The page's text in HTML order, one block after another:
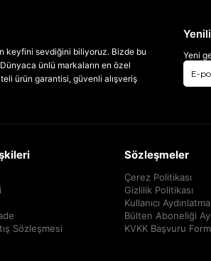
keyfini sevdiğini biliyoruz. Bizde bu
ünlü markaların en özel
ürün garantisi, güvenli alışveriş
Yeni
Sözleşmesi
Sözleşmeler
Çerez Politikası
Gizlilik Politikası
Kullanıcı
Bülten Aboneliği
KVKK Başvuru